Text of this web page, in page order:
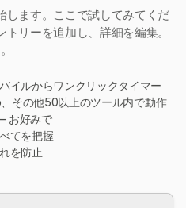
します。ここで試してみてくだ
リーを追加し、詳細を編集。
イルからワンクリックタイマー
その他50以上のツール内で動作
お好みで
てを把握
を防止